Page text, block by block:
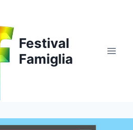
Festival
Famiglia